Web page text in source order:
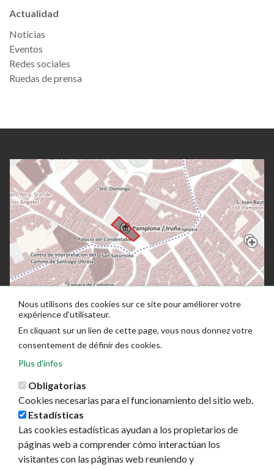
Actualidad
Noticias
Eventos
Redes sociales
Ruedas de prensa
Ayuntamiento de Pamplona
Plaza Consistorial, s/n
31001 - Pamplona
Nous utilisons des cookies sur ce site pour améliorer votre
expérience d'utilisateur.
En cliquant sur un lien de cette page, vous nous donnez votre
consentement de définir des cookies.
Plus d'infos
Obligatorias
Cookies necesarias para el funcionamiento del sitio web.
Estadísticas
Las cookies estadísticas ayudan a los propietarios de
páginas web a comprender cómo interactúan los
visitantes con las páginas web reuniendo y